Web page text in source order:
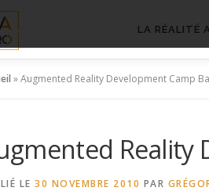
LA RÉALITÉ
»Augmented Reality Development Camp
Reality
LE 30 NOVEMBRE 2010 PAR